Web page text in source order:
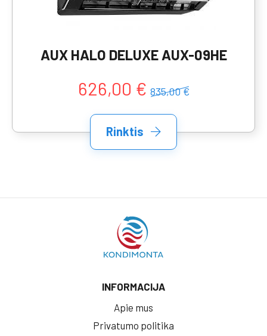
AUX HALO DELUXE AUX-09HE
626,00 € 835,00 €
Rinktis
INFORMACIJA
Apie mus
Privatumo politika